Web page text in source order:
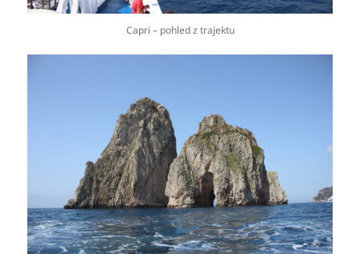
Capri – pohled z trajektu